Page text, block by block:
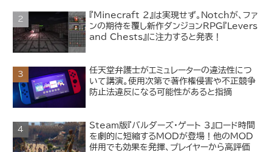
『Minecraft 2』は実現せず。Notchが、ファ
ンの期待を覆し新作ダンジョンRPG『Levers
and Chests』に注力すると発表！
任天堂弁護士がエミュレーターの違法性につ
いて講演。使用次第で著作権侵害や不正競争
防止法違反になる可能性があると指摘
Steam版『バルダーズ・ゲート 3』ロード時間
を劇的に短縮するMODが登場！他のMOD
併用でも効果を発揮、プレイヤーから高評価